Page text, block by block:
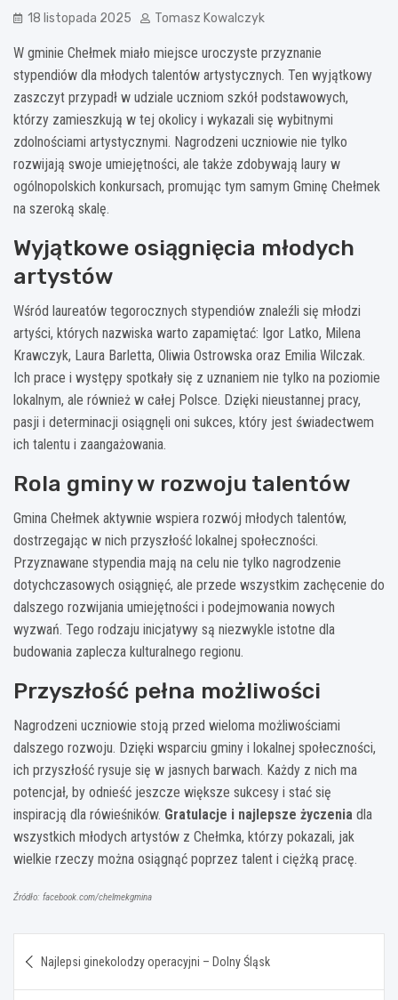
18 listopada 2025 Tomasz Kowalczyk
W gminie Chełmek miało miejsce uroczyste przyznanie
stypendiów dla młodych talentów artystycznych. Ten wyjątkowy
zaszczyt przypadł w udziale uczniom szkół podstawowych,
którzy zamieszkują w tej okolicy i wykazali się wybitnymi
zdolnościami artystycznymi. Nagrodzeni uczniowie nie tylko
rozwijają swoje umiejętności, ale także zdobywają laury w
ogólnopolskich konkursach, promując tym samym Gminę Chełmek
na szeroką skalę.
Wyjątkowe osiągnięcia młodych
artystów
Wśród laureatów tegorocznych stypendiów znaleźli się młodzi
artyści, których nazwiska warto zapamiętać: Igor Latko, Milena
Krawczyk, Laura Barletta, Oliwia Ostrowska oraz Emilia Wilczak.
Ich prace i występy spotkały się z uznaniem nie tylko na poziomie
lokalnym, ale również w całej Polsce. Dzięki nieustannej pracy,
pasji i determinacji osiągnęli oni sukces, który jest świadectwem
ich talentu i zaangażowania.
Rola gminy w rozwoju talentów
Gmina Chełmek aktywnie wspiera rozwój młodych talentów,
dostrzegając w nich przyszłość lokalnej społeczności.
Przyznawane stypendia mają na celu nie tylko nagrodzenie
dotychczasowych osiągnięć, ale przede wszystkim zachęcenie do
dalszego rozwijania umiejętności i podejmowania nowych
wyzwań. Tego rodzaju inicjatywy są niezwykle istotne dla
budowania zaplecza kulturalnego regionu.
Przyszłość pełna możliwości
Nagrodzeni uczniowie stoją przed wieloma możliwościami
dalszego rozwoju. Dzięki wsparciu gminy i lokalnej społeczności,
ich przyszłość rysuje się w jasnych barwach. Każdy z nich ma
potencjał, by odnieść jeszcze większe sukcesy i stać się
inspiracją dla rówieśników. Gratulacje i najlepsze życzenia dla
wszystkich młodych artystów z Chełmka, którzy pokazali, jak
wielkie rzeczy można osiągnąć poprzez talent i ciężką pracę.
Źródło: facebook.com/chelmekgmina
wpisu
Najlepsi ginekolodzy operacyjni – Dolny Śląsk